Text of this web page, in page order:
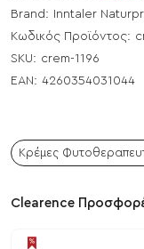
Brand:
Inntaler
Κωδικός Προϊόντος:
SKU: crem-1196
EAN: 4260354031044
Κρέμες
Clearence